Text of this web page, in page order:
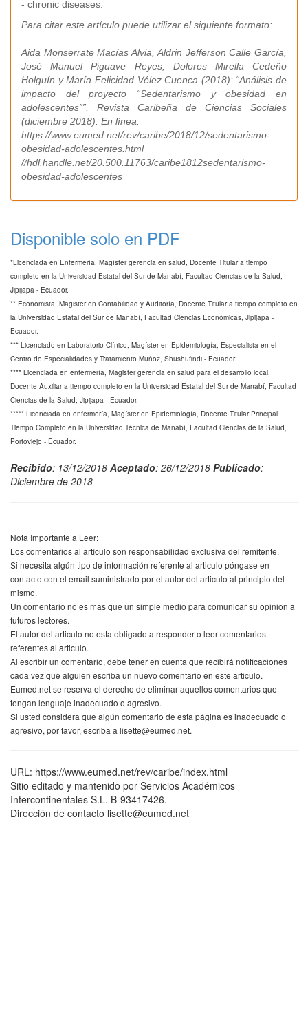
- chronic diseases.
Para citar este artículo puede utilizar el siguiente formato:
Aida Monserrate Macías Alvia, Aldrin Jefferson Calle García,
José Manuel Piguave Reyes, Dolores Mirella Cedeño
Holguín y María Felicidad Vélez Cuenca (2018): “Análisis de
impacto del proyecto “Sedentarismo y obesidad en
adolescentes””, Revista Caribeña de Ciencias Sociales
(diciembre 2018). En línea:
https://www.eumed.net/rev/caribe/2018/12/sedentarismo-
obesidad-adolescentes.html
//hdl.handle.net/20.500.11763/caribe1812sedentarismo-
obesidad-adolescentes
Disponible solo en PDF
*Licenciada en Enfermería, Magíster gerencia en salud, Docente Titular a tiempo
completo en la Universidad Estatal del Sur de Manabí, Facultad Ciencias de la Salud,
Jipijapa - Ecuador.
** Economista, Magister en Contabilidad y Auditoría, Docente Titular a tiempo completo en
la Universidad Estatal del Sur de Manabí, Facultad Ciencias Económicas, Jipijapa -
Ecuador.
*** Licenciado en Laboratorio Clínico, Magíster en Epidemiología, Especialista en el
Centro de Especialidades y Tratamiento Muñoz, Shushufindi - Ecuador.
**** Licenciada en enfermería, Magister gerencia en salud para el desarrollo local,
Docente Auxiliar a tiempo completo en la Universidad Estatal del Sur de Manabí, Facultad
Ciencias de la Salud, Jipijapa - Ecuador.
***** Licenciada en enfermería, Magíster en Epidemiología, Docente Titular Principal
Tiempo Completo en la Universidad Técnica de Manabí, Facultad Ciencias de la Salud,
Portoviejo - Ecuador.
Recibido: 13/12/2018 Aceptado: 26/12/2018 Publicado:
Diciembre de 2018
Nota Importante a Leer:
Los comentarios al artículo son responsabilidad exclusiva del remitente.
Si necesita algún tipo de información referente al articulo póngase en
contacto con el email suministrado por el autor del articulo al principio del
mismo.
Un comentario no es mas que un simple medio para comunicar su opinion a
futuros lectores.
El autor del articulo no esta obligado a responder o leer comentarios
referentes al articulo.
Al escribir un comentario, debe tener en cuenta que recibirá notificaciones
cada vez que alguien escriba un nuevo comentario en este articulo.
Eumed.net se reserva el derecho de eliminar aquellos comentarios que
tengan lenguaje inadecuado o agresivo.
Si usted considera que algún comentario de esta página es inadecuado o
agresivo, por favor, escriba a lisette@eumed.net.
URL: https://www.eumed.net/rev/caribe/index.html
Sitio editado y mantenido por Servicios Académicos
Intercontinentales S.L. B-93417426.
Dirección de contacto lisette@eumed.net